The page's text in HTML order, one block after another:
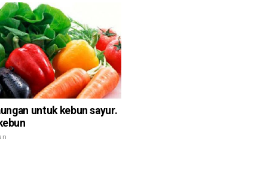
untuk kebun sayur.